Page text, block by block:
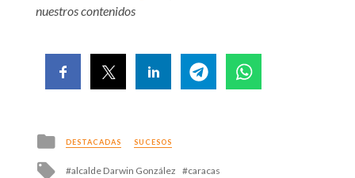
nuestros contenidos
Posted
in
DESTACADAS SUCESOS
Tagged
alcalde Darwin González
caracas